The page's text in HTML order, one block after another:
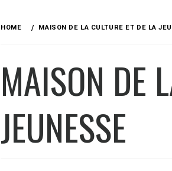
HOME MAISON DE LA CULTURE ET DE LA
MAISON DE
JEUNESSE